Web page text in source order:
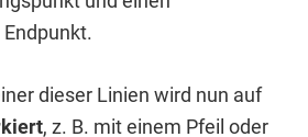
dieser Linien wird nun auf
, z. B. mit einem Pfeil oder